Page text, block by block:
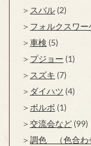
スバル (2)
フォルクスワー
車検 (5)
プジョー (1)
スズキ (7)
ダイハツ (4)
ボルボ (1)
交流会など (99)
調色 （色合わ